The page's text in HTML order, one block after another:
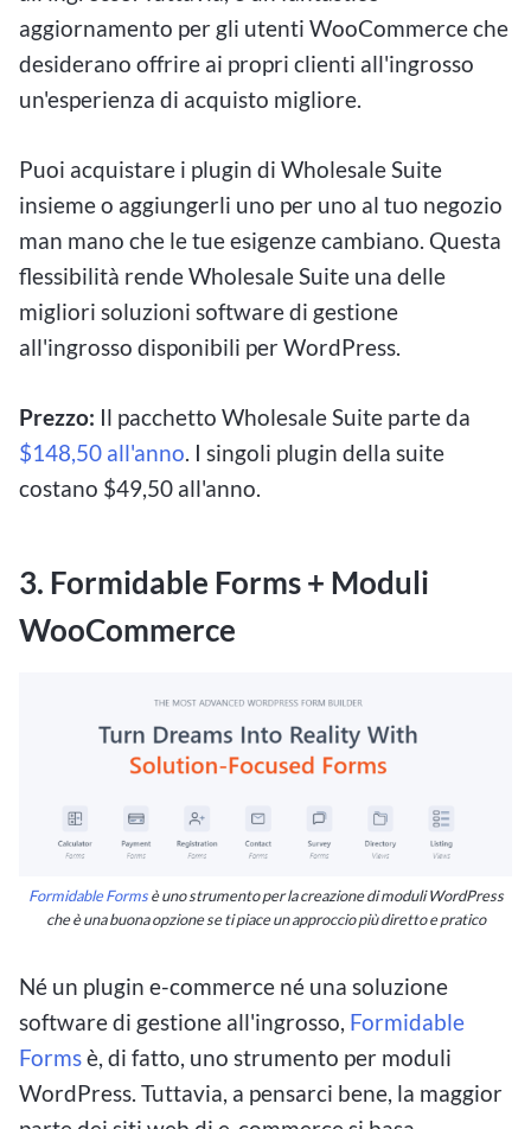
aggiornamento per gli utenti WooCommerce che
desiderano offrire ai propri clienti all'ingrosso
un'esperienza di acquisto migliore.
Puoi acquistare i plugin di Wholesale Suite
insieme o aggiungerli uno per uno al tuo negozio
man mano che le tue esigenze cambiano. Questa
flessibilità rende Wholesale Suite una delle
migliori soluzioni software di gestione
all'ingrosso disponibili per WordPress.
Prezzo: Il pacchetto Wholesale Suite parte da
$148,50 all'anno. I singoli plugin della suite
costano $49,50 all'anno.
3. Formidable Forms + Moduli
WooCommerce
Formidable Formsè uno strumento per la creazione di moduli WordPress
che è una buona opzione se ti piace un approccio più diretto e pratico
Né un plugin e-commerce né una soluzione
software di gestione all'ingrosso, Formidable
Formsè, di fatto, uno strumento per moduli
WordPress. Tuttavia, a pensarci bene, la maggior